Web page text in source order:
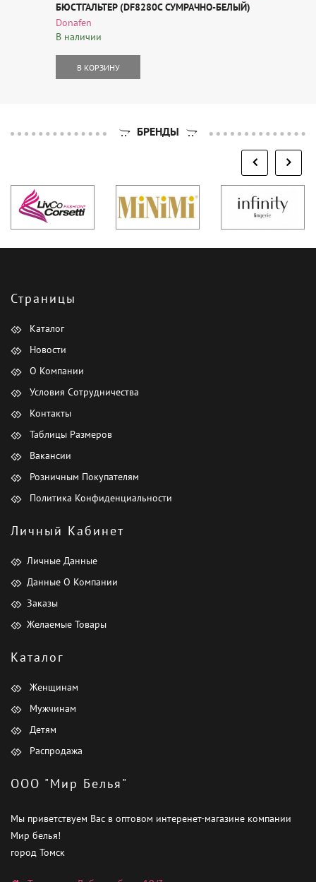
БЮСТГАЛЬТЕР (DF8280C СУМРАЧНО-БЕЛЫЙ)
Donafen
В наличии
В КОРЗИНУ
БРЕНДЫ
Страницы
Каталог
Новости
О Компании
Условия Сотрудничества
Контакты
Таблицы Размеров
Вакансии
Розничным Покупателям
Политика Конфиденциальности
Личный Кабинет
Личные Данные
Данные О Компании
Заказы
Желаемые Товары
Каталог
Женщинам
Мужчинам
Детям
Распродажа
ООО "Мир Белья"
Мы приветствуем Вас в оптовом интеренет-магазине компании
Мир белья!
город Томск